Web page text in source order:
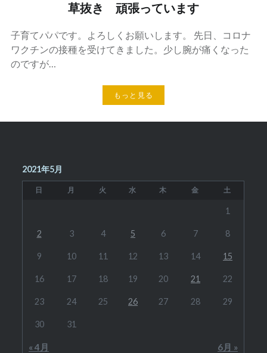
草抜き 頑張っています
子育てパパです。よろしくお願いします。 先日、コロナ
ワクチンの接種を受けてきました。少し腕が痛くなった
のですが…
もっと見る
2021年5月
日 月 火 水 木 金 土
« 4月 6月 »
1
2 3 4 5 6 7 8
9 10 11 12 13 14 15
16 17 18 19 20 21 22
23 24 25 26 27 28 29
30 31